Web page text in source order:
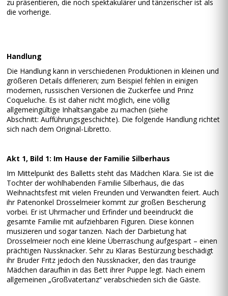
zu präsentieren, die noch spektakulärer und tänzerischer ist als
die vorherige.
Handlung
Die Handlung kann in verschiedenen Produktionen in kleinen und
größeren Details differieren; zum Beispiel fehlen in einigen
modernen, russischen Versionen die Zuckerfee und Prinz
Coqueluche. Es ist daher nicht möglich, eine völlig
allgemeingültige Inhaltsangabe zu machen (siehe
Abschnitt: Aufführungsgeschichte). Die folgende Handlung richtet
sich nach dem Original-Libretto.
Akt 1, Bild 1: Im Hause der Familie Silberhaus
Im Mittelpunkt des Balletts steht das Mädchen Klara. Sie ist die
Tochter der wohlhabenden Familie Silberhaus, die das
Weihnachtsfest mit vielen Freunden und Verwandten feiert. Auch
ihr Patenonkel Drosselmeier kommt zur großen Bescherung
vorbei. Er ist Uhrmacher und Erfinder und beeindruckt die
gesamte Familie mit aufziehbaren Figuren. Diese können
musizieren und sogar tanzen. Nach der Darbietung hat
Drosselmeier noch eine kleine Überraschung aufgespart – einen
prächtigen Nussknacker. Sehr zu Klaras Bestürzung beschädigt
ihr Bruder Fritz jedoch den Nussknacker, den das traurige
Mädchen daraufhin in das Bett ihrer Puppe legt. Nach einem
allgemeinen „Großvatertanz“ verabschieden sich die Gäste.